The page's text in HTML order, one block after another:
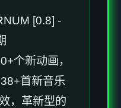
[0.8] -
个新动画，
首新音乐
，革新型的